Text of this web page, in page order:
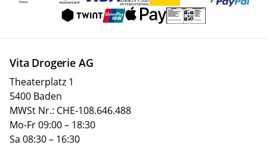
Vita Drogerie AG
Theaterplatz 1
5400 Baden
MWSt Nr.: CHE-108.646.488
Mo-Fr 09:00 – 18:30
Sa 08:30 – 16:30